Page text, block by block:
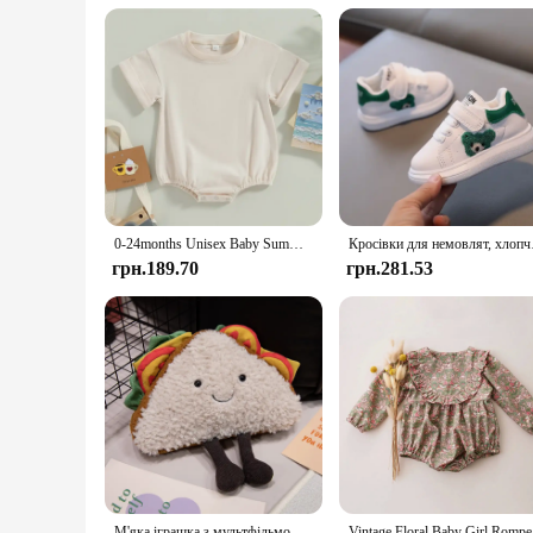
adaptable to various breeds and sizes, making it
choice for vendors and suppliers. With the babi cot
0-24months Unisex Baby Summer Romper Short Sleeve Solid Beige Khaki Green Bodysuit For Newborn Boys And Girls Casual Playsuit
грн.189.70
Кросівки для
грн.281.53